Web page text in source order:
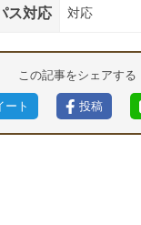
ス対応 対応
この記事をシェアする
ート 投稿